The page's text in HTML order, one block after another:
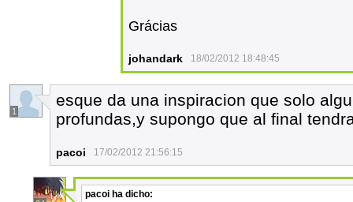
Grácias
johandark 18/02/2012 18:48:45
1
esque da una inspiracion que solo
profundas,y supongo que al final
pacoi 17/02/2012 21:56:15
pacoi ha dicho: